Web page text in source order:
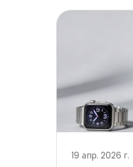
19 апр. 2026 г.